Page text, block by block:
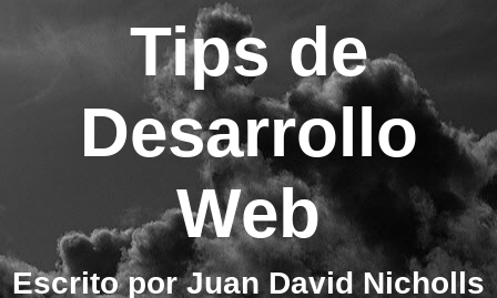
Tips de
Desarrollo
Web
Escrito por Juan David Nicholls